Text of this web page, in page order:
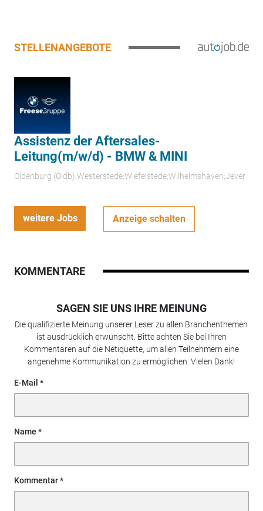
STELLENANGEBOTE
Assistenz der Aftersales-
Leitung(m/w/d) - BMW & MINI
Oldenburg (Oldb);Westerstede;Wiefelstede;Wilhelmshaven;Jever
weitere Jobs Anzeige schalten
KOMMENTARE
SAGEN SIE UNS IHRE MEINUNG
Die qualifizierte Meinung unserer Leser zu allen Branchenthemen
ist ausdrücklich erwünscht. Bitte achten Sie bei Ihren
Kommentaren auf die Netiquette, um allen Teilnehmern eine
angenehme Kommunikation zu ermöglichen. Vielen Dank!
E-Mail
Name
Kommentar